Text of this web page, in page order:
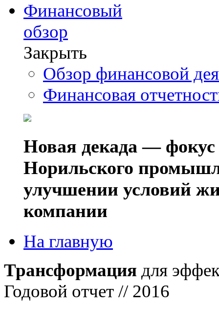
Финансовый
обзор
Закрыть
Обзор финансовой
Финансовая
Новая декада — фокус
Норильского
улучшении условий
компании
На главную
Трансформация для
Годовой отчет // 2016